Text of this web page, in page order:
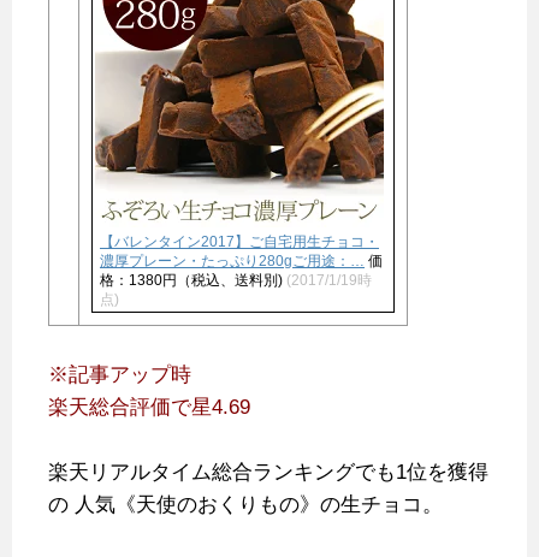
【バレンタイン2017】ご自宅用生チョコ・
濃厚プレーン・たっぷり280gご用途：… 価
格：1380円（税込、送料別) (2017/1/19時
点)
※記事アップ時
楽天総合評価で星4.69
楽天リアルタイム総合ランキングでも1位を獲得
の 人気《天使のおくりもの》の生チョコ。